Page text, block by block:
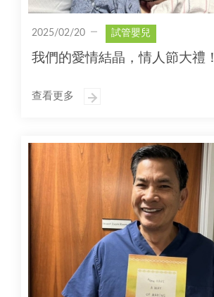
2025/02/20 試管嬰兒
我們的愛情結晶，情人節大禮！
查看更多